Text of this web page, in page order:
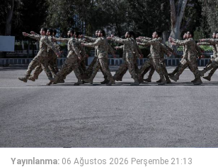
Yayınlanma: 06 Ağustos 2026 Perşembe 21:13